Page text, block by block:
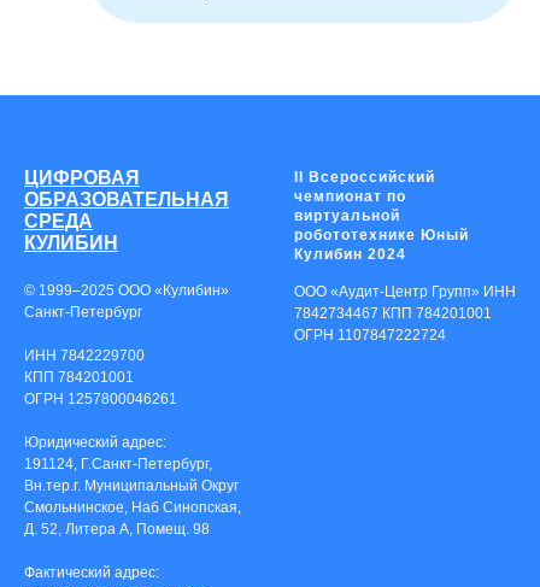
ЦИФРОВАЯ
ОБРАЗОВАТЕЛЬНАЯ
СРЕДА
КУЛИБИН
© 1999–2025 ООО «Кулибин»
Санкт-Петербург
ИНН 7842229700
КПП 784201001
ОГРН 1257800046261
Юридический адрес:
191124, Г.Санкт-Петербург,
Вн.тер.г. Муниципальный Округ
Смольнинское, Наб Синопская,
Д. 52, Литера А, Помещ. 98
Фактический адрес:
II Всероссийский
чемпионат по
виртуальной
робототехнике Юный
Кулибин 2024
ООО «Аудит-Центр Групп» ИНН
7842734467 КПП 784201001
ОГРН 1107847222724